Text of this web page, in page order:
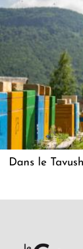
Dans le